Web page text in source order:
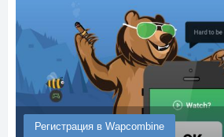
Регистрация в Wapcombine